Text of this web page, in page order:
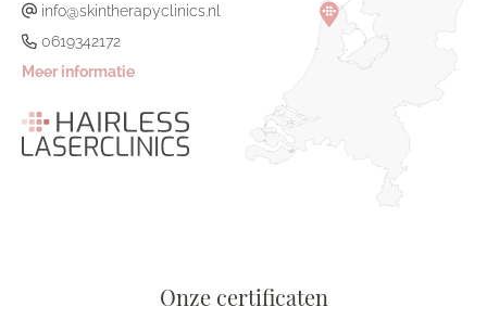
info@skintherapyclinics.nl
0619342172
Meer informatie
Onze certificaten